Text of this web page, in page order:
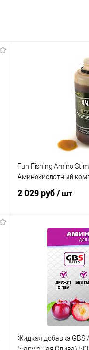
Fun Fishing Amino
Аминокислотный
2 029 руб/ шт
Купить в 1 клик
В избранное
Жидкая добавка GBS